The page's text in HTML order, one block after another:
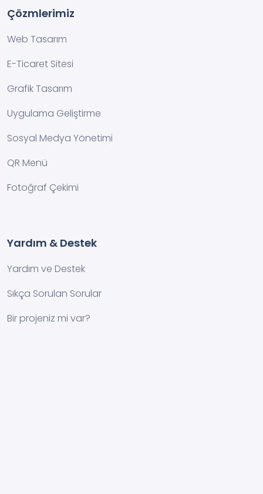
Çözmlerimiz
Web Tasarım
E-Ticaret Sitesi
Grafik Tasarım
Uygulama Geliştirme
Sosyal Medya Yönetimi
QR Menü
Fotoğraf Çekimi
Yardım & Destek
Yardım ve Destek
Sıkça Sorulan Sorular
Bir projeniz mi var?